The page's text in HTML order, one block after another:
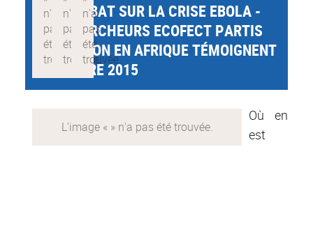
CAFÉ-DÉBAT SUR LA CRISE EBOLA -
DES CHERCHEURS ECOFECT PARTIS
EN MISSION EN AFRIQUE TÉMOIGNENT
- OCTOBRE 2015
Où en
est